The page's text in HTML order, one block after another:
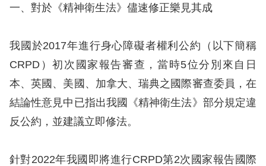
消
息
人
權
業
一、對於《精神衛生法》儘速修正樂見其成
我國於2017年進行身心障礙者權利公約（以下簡稱
CRPD）初次國家報告審查，當時5位分別來自日
本、英國、美國、加拿大、瑞典之國際審查委員，在
結論性意見中已指出我國《精神衛生法》部分規定違
反公約，並建議立即修法。
針對2022年我國即將進行CRPD第2次國家報告國際